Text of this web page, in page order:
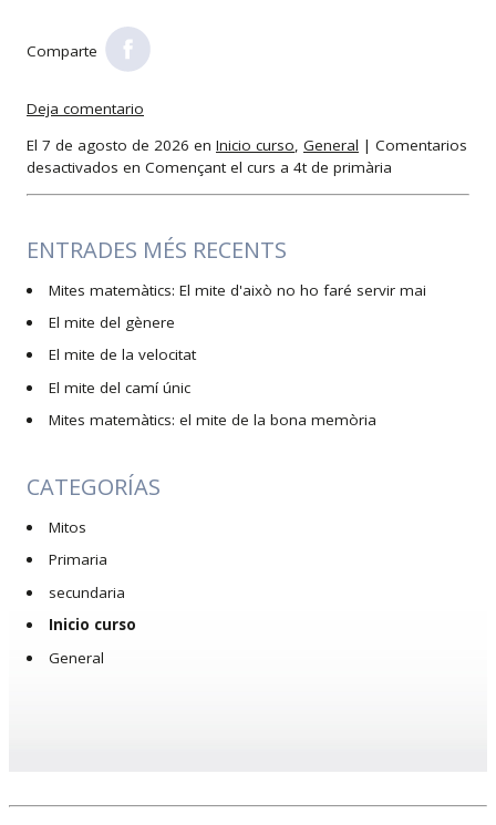
Comparte
Deja comentario
El 7 de agosto de 2026 en Inicio curso, General | Comentarios
desactivados en Començant el curs a 4t de primària
ENTRADES MÉS RECENTS
Mites matemàtics: El mite d'això no ho faré servir mai
El mite del gènere
El mite de la velocitat
El mite del camí únic
Mites matemàtics: el mite de la bona memòria
CATEGORÍAS
Mitos
Primaria
secundaria
Inicio curso
General